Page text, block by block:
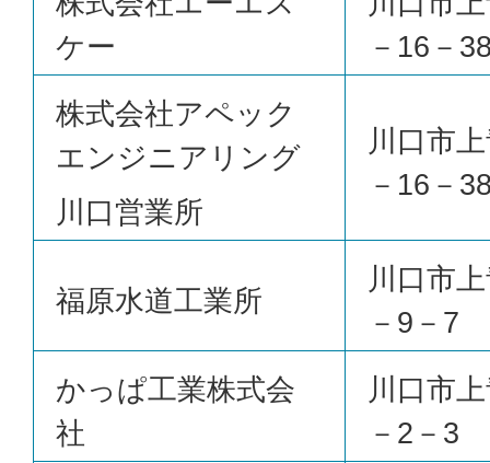
ケー
－16－
株式会社アペック
エンジニアリング
川口営業所
川口市
－16－
福原水道工業所
川口市
－9－7
かっぱ工業株式会
社
川口市
－2－3